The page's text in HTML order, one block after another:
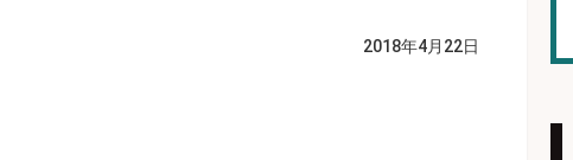
2018年4月22日